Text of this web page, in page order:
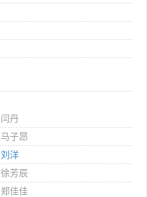
闫丹
马子昂
刘洋
徐芳辰
郑佳佳